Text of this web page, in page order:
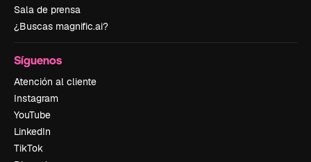
Sala de prensa
¿Buscas magnific.ai?
Síguenos
Atención al cliente
Instagram
YouTube
LinkedIn
TikTok